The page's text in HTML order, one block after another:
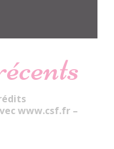
www.csf.fr –